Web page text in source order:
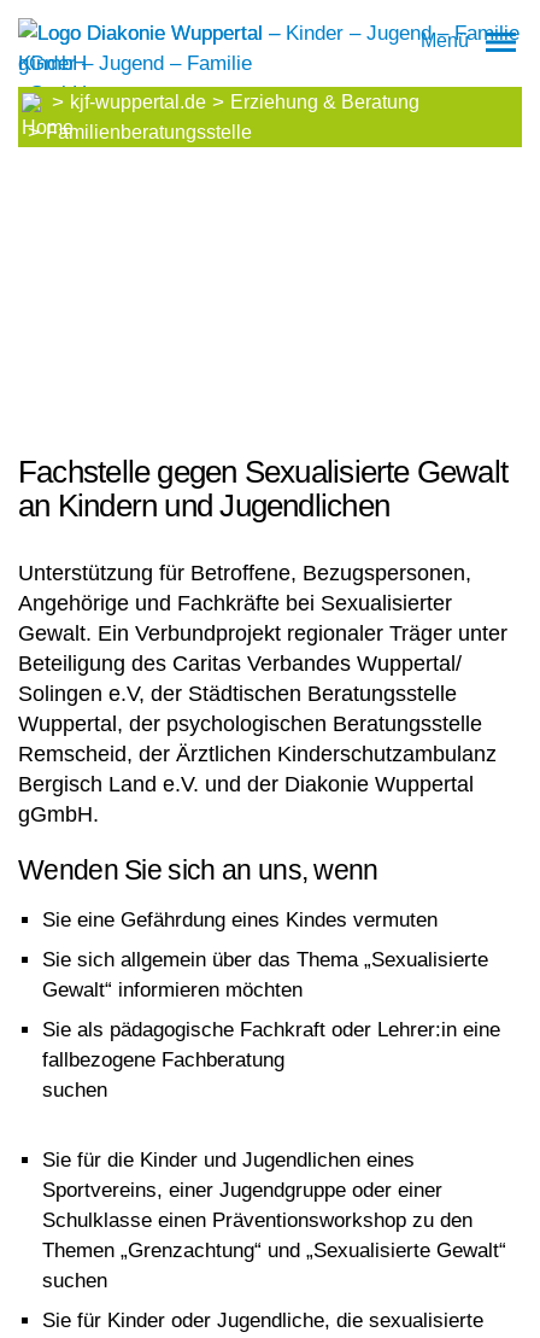
Menü
kjf-wuppertal.de
Erziehung & Beratung
Familienberatungsstelle
Fachstelle gegen Sexualisierte Gewalt
an Kindern und Jugendlichen
Unterstützung für Betroffene, Bezugspersonen,
Angehörige und Fachkräfte bei Sexualisierter
Gewalt. Ein Verbundprojekt regionaler Träger unter
Beteiligung des Caritas Verbandes Wuppertal/
Solingen e.V, der Städtischen Beratungsstelle
Wuppertal, der psychologischen Beratungsstelle
Remscheid, der Ärztlichen Kinderschutzambulanz
Bergisch Land e.V. und der Diakonie Wuppertal
gGmbH.
Wenden Sie sich an uns, wenn
Sie eine Gefährdung eines Kindes vermuten
Sie sich allgemein über das Thema „Sexualisierte
Gewalt“ informieren möchten
Sie als pädagogische Fachkraft oder Lehrer:in eine
fallbezogene Fachberatung
suchen
Sie für die Kinder und Jugendlichen eines
Sportvereins, einer Jugendgruppe oder einer
Schulklasse einen Präventionsworkshop zu den
Themen „Grenzachtung“ und „Sexualisierte Gewalt“
suchen
Sie für Kinder oder Jugendliche, die sexualisierte